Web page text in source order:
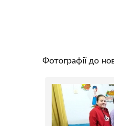
Фотографії до